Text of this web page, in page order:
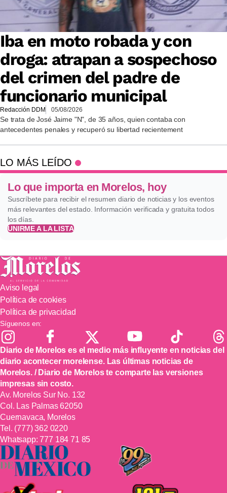
Iba en moto robada y con
droga: atrapan a sospechoso
del crimen del padre de
funcionario municipal
Redacción DDM 05/08/2026
Se trata de José Jaime "N", de 35 años, quien contaba con
antecedentes penales y recuperó su libertad recientement
LO MÁS LEÍDO
Lo que importa en Morelos, hoy
Suscríbete para recibir el resumen diario de noticias y los eventos
más relevantes del estado. Información verificada y gratuita todos
los días.
UNIRME A LA LISTA
Aviso legal
Política de cookies
Política de privacidad
Síguenos en:
Diario de Morelos es el medio más influyente en noticias del
diario acontecer morelense. Las últimas noticias de
Morelos. / Diario de Morelos te comparte las versiones
impresas sin costo.
Av. Morelos Sur No. 132
Col. Las Palmas 62050
Cuernavaca, Morelos
Tel. (777) 362 0220
Whatsapp:777 184 71 85